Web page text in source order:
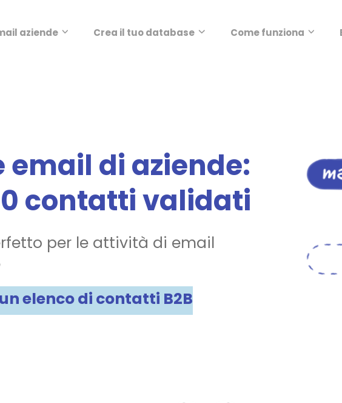
aziende Crea il tuo database Come funziona
di aziende:
contatti validati
per le attività di email
elenco di contatti B2B